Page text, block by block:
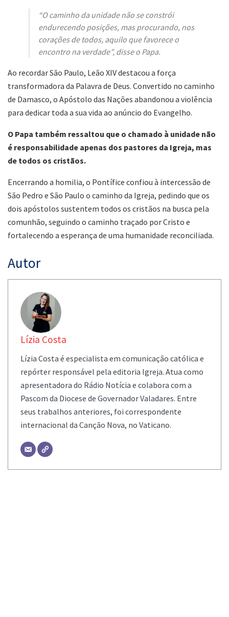
“O caminho da unidade não se constrói
endurecendo posições, mas procurando, nos
corações de todos, aquilo que favorece o
encontro na verdade”, disse o Papa.
Ao recordar São Paulo, Leão XIV destacou a força
transformadora da Palavra de Deus. Convertido no caminho
de Damasco, o Apóstolo das Nações abandonou a violência
para dedicar toda a sua vida ao anúncio do Evangelho.
O Papa também ressaltou que o chamado à unidade não
é responsabilidade apenas dos pastores da Igreja, mas
de todos os cristãos.
Encerrando a homilia, o Pontífice confiou à intercessão de
São Pedro e São Paulo o caminho da Igreja, pedindo que os
dois apóstolos sustentem todos os cristãos na busca pela
comunhão, seguindo o caminho traçado por Cristo e
fortalecendo a esperança de uma humanidade reconciliada.
Autor
Lízia Costa
Lízia Costa é especialista em comunicação católica e
repórter responsável pela editoria Igreja. Atua como
apresentadora do Rádio Notícia e colabora com a
Pascom da Diocese de Governador Valadares. Entre
seus trabalhos anteriores, foi correspondente
internacional da Canção Nova, no Vaticano.